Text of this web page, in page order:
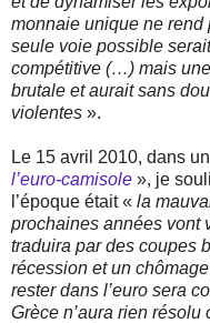
monnaie unique ne rend
seule voie possible
compétitive (…) mais
brutale et aurait sans
violentes ».
Le 15 avril 2010, dans
l’euro-camisole », je
l’époque était « la
prochaines années vont
traduira par des coupes
récession et un
rester dans l’euro sera
Grèce n’aura rien